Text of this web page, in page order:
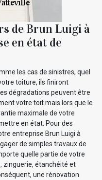
de Brun Luigi à
en état de
les cas de sinistres, quel
toiture, ils finiront
dégradations peuvent être
votre toit mais lors que le
maximale de votre
en état. Pour des
entreprise Brun Luigi à
de simples travaux de
quelle partie de votre
zinguerie, étanchéité et
une rénovation